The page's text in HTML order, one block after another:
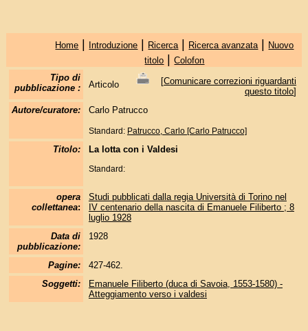
Home | Introduzione | Ricerca | Ricerca avanzata | Nuovo
titolo |Colofon
Tipo di
pubblicazione :
Articolo [Comunicare correzioni riguardanti
questo titolo]
Autore/curatore:
Carlo Patrucco
Standard: Patrucco, Carlo [Carlo Patrucco]
Titolo: La lotta con i Valdesi
Standard:
opera
collettanea:
Studi pubblicati dalla regia Università di Torino nel
IV centenario della nascita di Emanuele Filiberto ; 8
luglio 1928
Data di
pubblicazione:
1928
Pagine:
427-462.
Soggetti:
Emanuele Filiberto (duca di Savoia, 1553-1580) -
Atteggiamento verso i valdesi